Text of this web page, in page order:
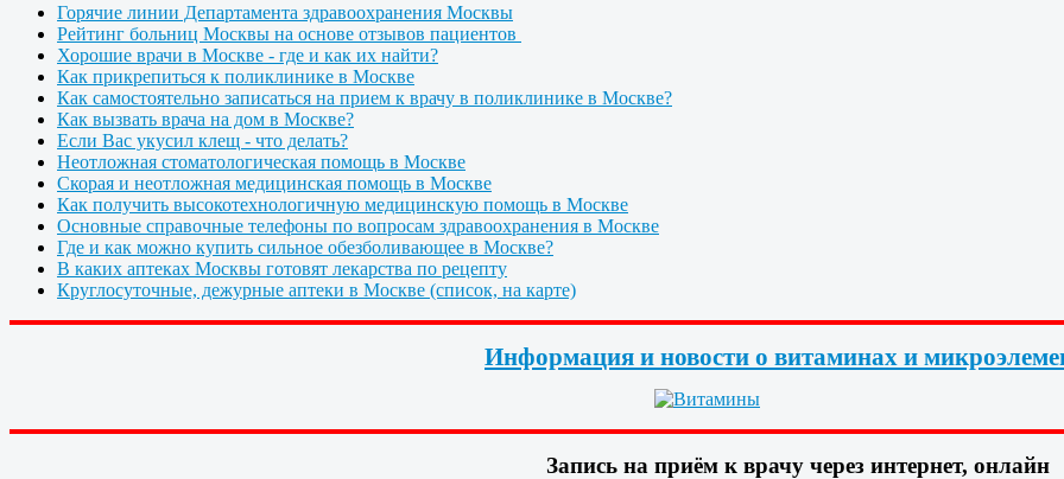
Горячие линии Департамента здравоохранения Москвы
Рейтинг больниц Москвы на основе отзывов пациентов
Хорошие врачи в Москве - где и как их найти?
Как прикрепиться к поликлинике в Москве
Как самостоятельно записаться на прием к врачу в поликлинике в Москве?
Как вызвать врача на дом в Москве?
Если Вас укусил клещ - что делать?
Неотложная стоматологическая помощь в Москве
Скорая и неотложная медицинская помощь в Москве
Как получить высокотехнологичную медицинскую помощь в Москве
Основные справочные телефоны по вопросам здравоохранения в Москве
Где и как можно купить сильное обезболивающее в Москве?
В каких аптеках Москвы готовят лекарства по рецепту
Круглосуточные, дежурные аптеки в Москве (список, на карте)
Информация и новости о витаминах и
Запись на приём к врачу через интернет, онлайн